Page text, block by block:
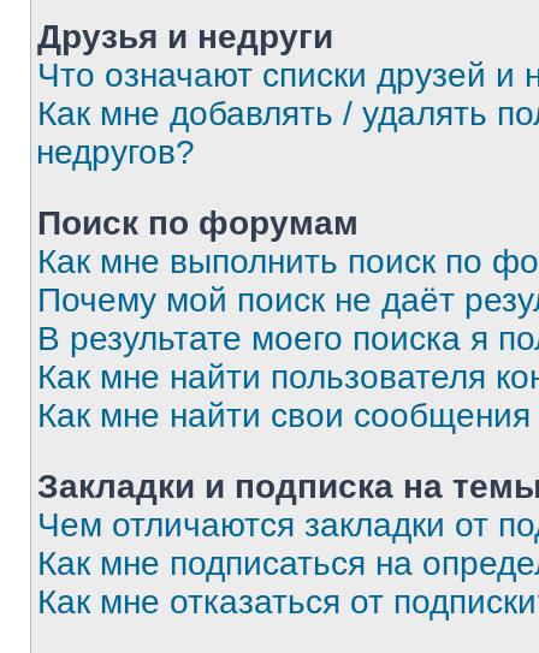
Друзья и недруги
Что означают списки друзей и
Как мне добавлять / удалять
недругов?
Поиск по форумам
Как мне выполнить поиск по
Почему мой поиск не даёт
В результате моего поиска я
Как мне найти пользователя
Как мне найти свои
Закладки и подписка на
Чем отличаются закладки от
Как мне подписаться на
Как мне отказаться от